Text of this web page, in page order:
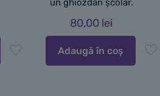
un ghiozdan școlar.
80,00 lei
Adaugă în coș